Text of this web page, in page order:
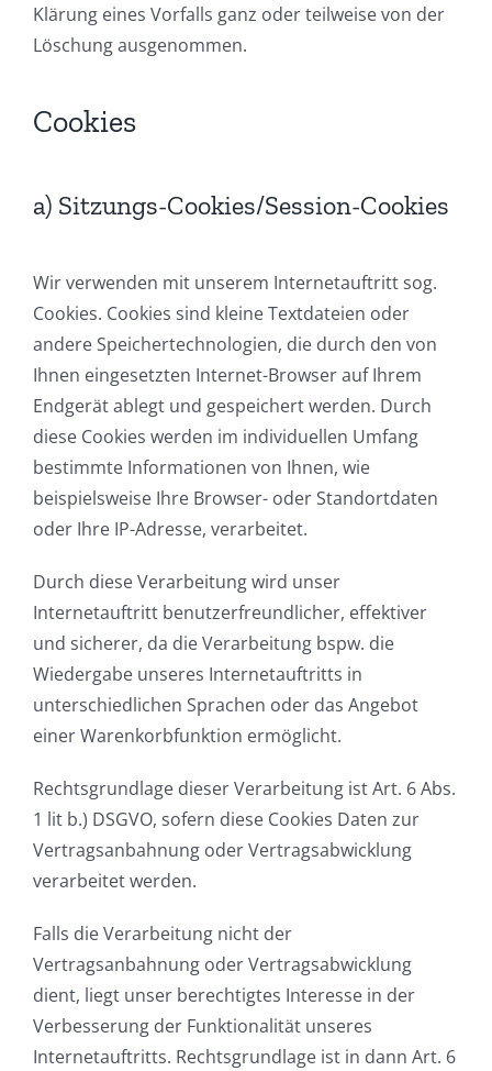
Klärung eines Vorfalls ganz oder teilweise von der
Löschung ausgenommen.
Cookies
a) Sitzungs-Cookies/Session-Cookies
Wir verwenden mit unserem Internetauftritt sog.
Cookies. Cookies sind kleine Textdateien oder
andere Speichertechnologien, die durch den von
Ihnen eingesetzten Internet-Browser auf Ihrem
Endgerät ablegt und gespeichert werden. Durch
diese Cookies werden im individuellen Umfang
bestimmte Informationen von Ihnen, wie
beispielsweise Ihre Browser- oder Standortdaten
oder Ihre IP-Adresse, verarbeitet.
Durch diese Verarbeitung wird unser
Internetauftritt benutzerfreundlicher, effektiver
und sicherer, da die Verarbeitung bspw. die
Wiedergabe unseres Internetauftritts in
unterschiedlichen Sprachen oder das Angebot
einer Warenkorbfunktion ermöglicht.
Rechtsgrundlage dieser Verarbeitung ist Art. 6 Abs.
1 lit b.) DSGVO, sofern diese Cookies Daten zur
Vertragsanbahnung oder Vertragsabwicklung
verarbeitet werden.
Falls die Verarbeitung nicht der
Vertragsanbahnung oder Vertragsabwicklung
dient, liegt unser berechtigtes Interesse in der
Verbesserung der Funktionalität unseres
Internetauftritts. Rechtsgrundlage ist in dann Art. 6